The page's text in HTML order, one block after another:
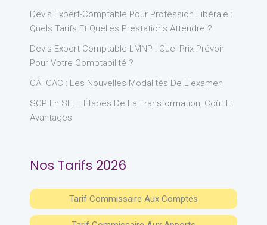
Devis Expert-Comptable Pour Profession Libérale :
Quels Tarifs Et Quelles Prestations Attendre ?
Devis Expert-Comptable LMNP : Quel Prix Prévoir
Pour Votre Comptabilité ?
CAFCAC : Les Nouvelles Modalités De L’examen
SCP En SEL : Étapes De La Transformation, Coût Et
Avantages
Nos Tarifs 2026
Tarif Commissaire Aux Comptes